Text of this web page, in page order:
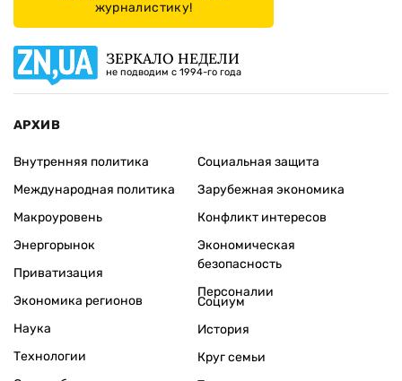
журналистику!
ЗЕРКАЛО НЕДЕЛИ
не подводим с 1994-го года
АРХИВ
Внутренняя политика
Международная политика
Макроуровень
Энергорынок
Приватизация
Экономика регионов
Социальная защита
Зарубежная экономика
Конфликт интересов
Экономическая
безопасность
Персоналии
Наука
Технологии
Социум
История
Круг семьи